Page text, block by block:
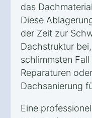
das
Diese
der Zeit zur
Dachstruktur
schlimmsten
Reparaturen
Dachsanierung
Eine